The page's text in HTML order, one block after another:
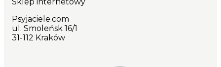
Psyjaciele.com
ul. Smoleńsk 16/1
31-112 Kraków